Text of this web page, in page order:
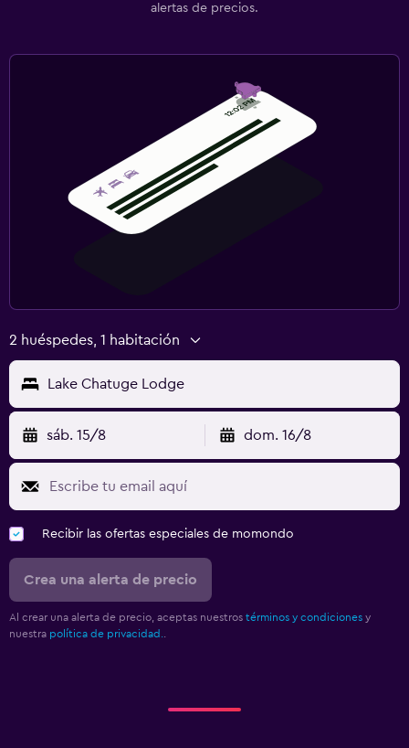
alertas de precios.
2 huéspedes, 1 habitación
Lake Chatuge Lodge
sáb. 15/8 dom. 16/8
Recibir las ofertas especiales de momondo
Crea una alerta de precio
Al crear una alerta de precio, aceptas nuestros términos y condiciones y
nuestra política de privacidad.